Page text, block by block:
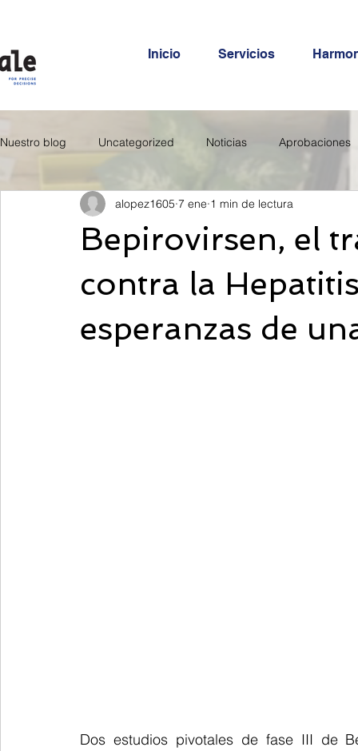
Inicio Servicios
Nuestro blog Uncategorized Noticias Aprobaciones
Bepirovirsen, el
contra la
esperanzas de
alopez1605 7 ene 1 min de lectura
Dos estudios pivotales de fase III de